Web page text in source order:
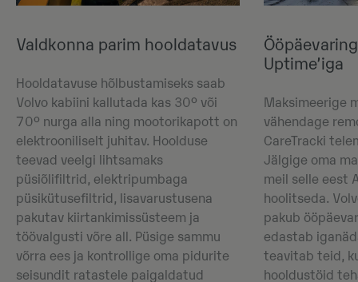
Valdkonna parim hooldatavus
Hooldatavuse hõlbustamiseks saab
Volvo kabiini kallutada kas 30º või
70º nurga alla ning mootorikapott on
elektrooniliselt juhitav. Hoolduse
teevad veelgi lihtsamaks
püsiõlifiltrid, elektripumbaga
püsikütusefiltrid, lisavarustusena
pakutav kiirtankimissüsteem ja
töövalgusti võre all. Püsige sammu
võrra ees ja kontrollige oma pidurite
seisundit ratastele paigaldatud
Uptime’iga
Maksimeerige
vähendage
CareTracki
Jälgige oma
meil selle eest
hoolitseda.
pakub
edastab
teavitab teid,
hooldustöid